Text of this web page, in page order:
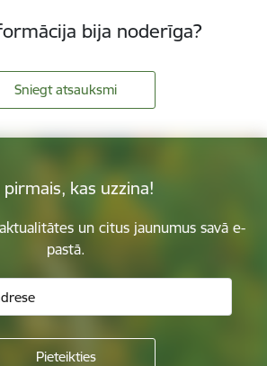
bija noderīga?
Sniegt atsauksmi
pirmais, kas uzzina!
un citus jaunumus savā e-
pastā.